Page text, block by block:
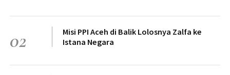
02
Misi PPI Aceh di Balik Lolosnya Zalfa ke
Istana Negara